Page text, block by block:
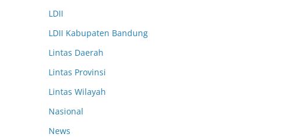
LDII
LDII Kabupaten Bandung
Lintas Daerah
Lintas Provinsi
Lintas Wilayah
Nasional
News